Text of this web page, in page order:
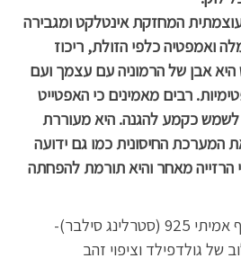
עוצמתית המחזקת אינטלקט ומגבירה
ואמפטיה כלפי הזולת, ריכוז
היא אבן של הרמוניה עם עצמך ועם
רבים מאמינים כי האפטייט
לשמש כקמע להגנה. היא מעוררת
המערכת החיסונית כמו גם ידועה
הרזייה מאחר והיא תורמת להפחתה
העגילים מיוצרים מכסף אמיתי 925 (סטרלינג סילבר)-
של גולדפילד וציפוי זהב